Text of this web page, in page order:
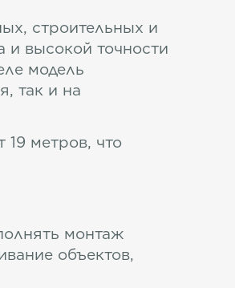
строительных и
и высокой точности
модель
так и на
19 метров, что
монтаж
объектов,